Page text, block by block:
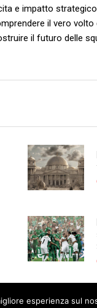
e impatto
il vero
il futuro delle
esperienza sul